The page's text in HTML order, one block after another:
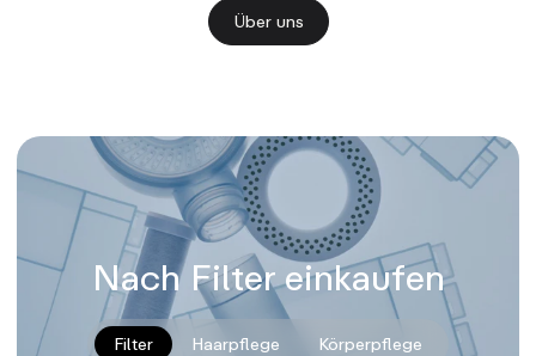
Über uns
Nach Filter einkaufen
Filter Haarpflege Körperpflege